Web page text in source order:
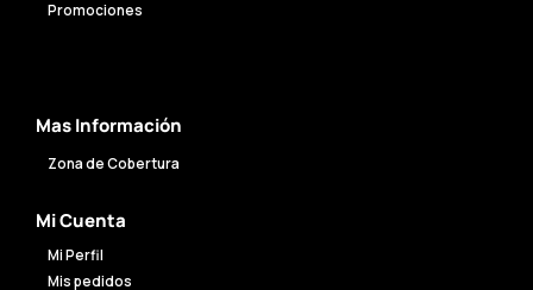
Promociones
Mas Información
Zona de Cobertura
Mi Cuenta
Mi Perfil
Mis pedidos